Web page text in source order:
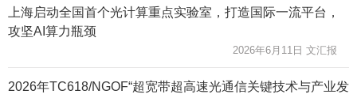
上海启动全国首个光计算重点实验室，打造国际一流平台，
攻坚AI算力瓶颈
2026年6月11日 文汇报
2026年TC618/NGOF“超宽带超高速光通信关键技术与产业发